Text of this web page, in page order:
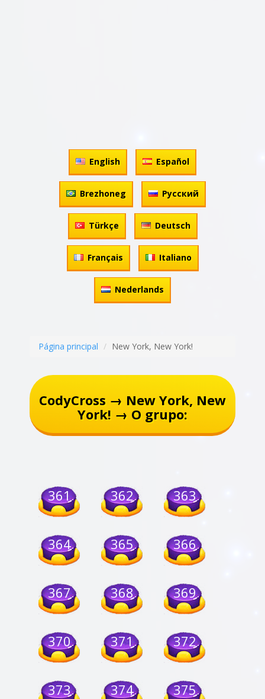
English Español
Brezhoneg Русский
Türkçe Deutsch
Français Italiano
Nederlands
Página principal New York, New York!
CodyCross → New York, New
York! → O grupo:
361 362 363
364 365 366
367 368 369
370 371 372
373 374 375